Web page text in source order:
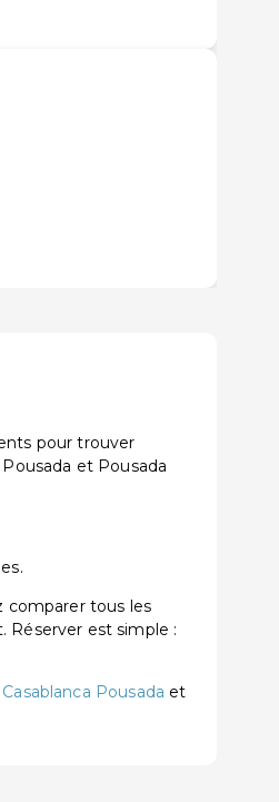
pour trouver
et Pousada
comparer tous les
Réserver est simple :
Casablanca Pousada et